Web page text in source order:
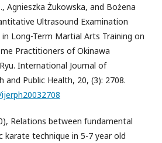
Agnieszka Żukowska, and Bożena
Ultrasound Examination
Long-Term Martial Arts Training on
Practitioners of Okinawa
International Journal of
and Public Health, 20, (3): 2708.
Relations between fundamental
karate technique in 5-7 year old